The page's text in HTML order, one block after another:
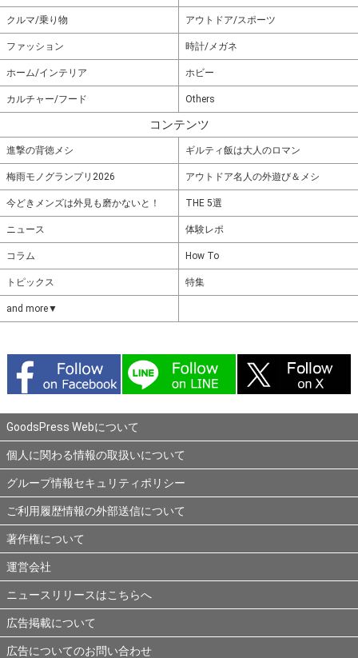
クルマ/乗り物 アウトドア/スポーツ
ファッション 時計/メガネ
ホーム/インテリア ホビー
カルチャー/フード Others
コンテンツ
進撃の背徳メシ ギルティ飯は大人のロマン
梅雨モノグランプリ2026 アウトドア名人の外遊び＆メシ
今どきメンズは外見も磨かないと！ THE 5選
ニュース 体験レポ
コラム How To
トピックス 特集
and more▼
GoodsPress Webについて
個人に関わる情報の取扱いについて
グループ情報セキュリティポリシー
ご利用履歴情報の外部送信について
著作権について
運営会社
ニュースリリースはこちらへ
広告掲載について
広告についてのお問い合わせ